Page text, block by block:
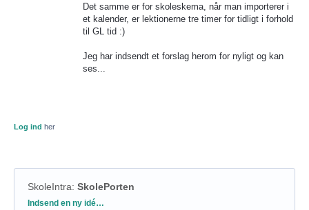
Det samme er for skoleskema, når man importerer i
et kalender, er lektionerne tre timer for tidligt i forhold
til GL tid :)
Jeg har indsendt et forslag herom for nyligt og kan
ses...
Log ind her
SkoleIntra: SkolePorten
Kategorier
Indsend en ny idé…